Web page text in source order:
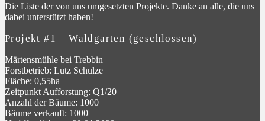
Die Liste der von uns umgesetzten Projekte. Danke an alle, die uns
dabei unterstützt haben!
Projekt #1 – Waldgarten (geschlossen)
Märtensmühle bei Trebbin
Forstbetrieb: Lutz Schulze
Fläche: 0,55ha
Zeitpunkt Aufforstung: Q1/20
Anzahl der Bäume: 1000
Bäume verkauft: 1000